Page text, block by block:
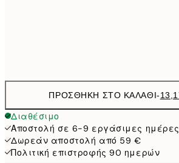
ΠΡΟΣΘΉΚΗ ΣΤΟ ΚΑΛΆΘΙ-
Διαθέσιμο
Αποστολή σε 6-9 εργάσιμες ημέρες
Δωρεάν αποστολή από 59 €
Πολιτική επιστροφής 90 ημερών